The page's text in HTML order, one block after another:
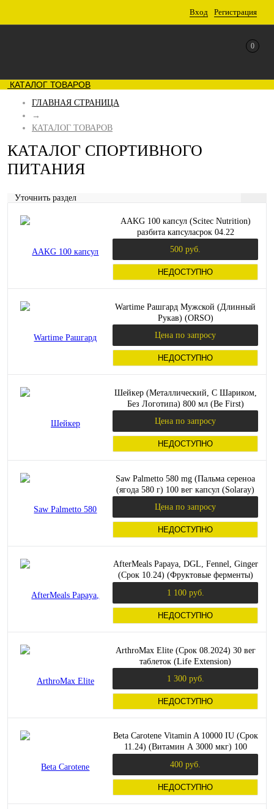
Вход Регистрация
0
КАТАЛОГ ТОВАРОВ
ГЛАВНАЯ СТРАНИЦА
→
КАТАЛОГ ТОВАРОВ
КАТАЛОГ СПОРТИВНОГО
ПИТАНИЯ
Уточнить раздел
AAKG 100 капсул (Scitec Nutrition)
разбита капсуласрок 04.22
500 руб.
НЕДОСТУПНО
Wartime Рашгард Мужской (Длинный
Рукав) (ORSO)
Цена по запросу
НЕДОСТУПНО
Шейкер (Металлический, С Шариком,
Без Логотипа) 800 мл (Be First)
Цена по запросу
НЕДОСТУПНО
Saw Palmetto 580 mg (Пальма сереноа
(ягода 580 г) 100 вег капсул (Solaray)
Цена по запросу
НЕДОСТУПНО
AfterMeals Papaya, DGL, Fennel, Ginger
(Срок 10.24) (Фруктовые ферменты)
1 100 руб.
НЕДОСТУПНО
ArthroMax Elite (Срок 08.2024) 30 вег
таблеток (Life Extension)
1 300 руб.
НЕДОСТУПНО
Beta Carotene Vitamin A 10000 IU (Срок
11.24) (Витамин А 3000 мкг) 100
400 руб.
НЕДОСТУПНО